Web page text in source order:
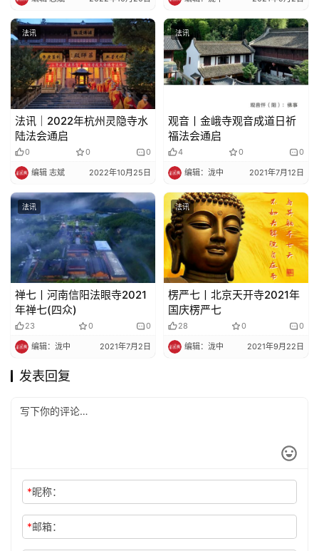
法讯
法讯｜2022年杭州灵隐寺水
陆法会通启
0 0 0
编辑 志斌 2022年10月25日
法讯
观音丨金峨寺观音成道日祈
福法会通启
4 0 0
编辑：泷中 2021年7月12日
法讯
禅七丨河南信阳法眼寺2021
年禅七(四众)
23 0 0
编辑：泷中 2021年7月2日
法讯
楞严七丨北京天开寺2021年
国庆楞严七
28 0 0
编辑：泷中 2021年9月22日
发表回复
*昵称：
*邮箱：